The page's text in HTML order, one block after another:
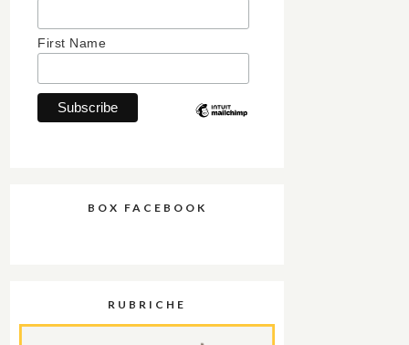
First Name
BOX FACEBOOK
RUBRICHE